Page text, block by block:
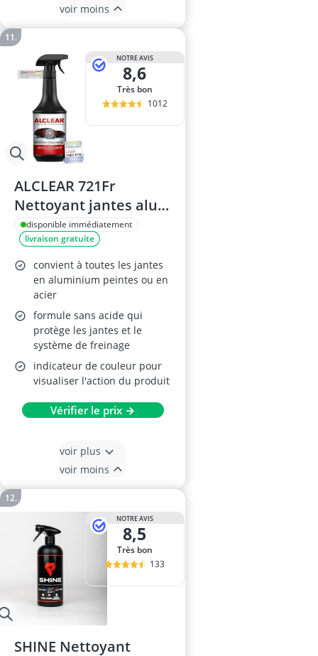
voir moins
NOTRE AVIS
8,6
Très bon
1012
ALCLEAR 721Fr
Nettoyant jantes alu
1Ldisponible immédiatement
livraison gratuite
convient à toutes les jantes
en aluminium peintes ou en
acier
formule sans acide qui
protège les jantes et le
système de freinage
indicateur de couleur pour
visualiser l'action du produit
Vérifier le prix →
voir plus
voir moins
NOTRE AVIS
8,5
Très bon
133
SHINE Nettoyant